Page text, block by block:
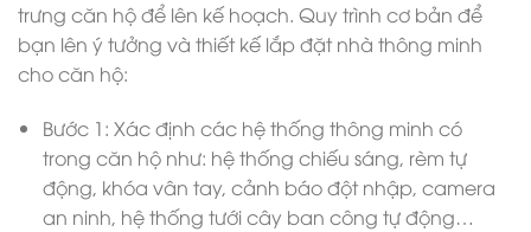
trưng căn hộ để lên kế hoạch. Quy trình cơ bản để
bạn lên ý tưởng và thiết kế lắp đặt nhà thông minh
cho căn hộ:
Bước 1: Xác định các hệ thống thông minh có
trong căn hộ như: hệ thống chiếu sáng, rèm tự
động, khóa vân tay, cảnh báo đột nhập, camera
an ninh, hệ thống tưới cây ban công tự động…